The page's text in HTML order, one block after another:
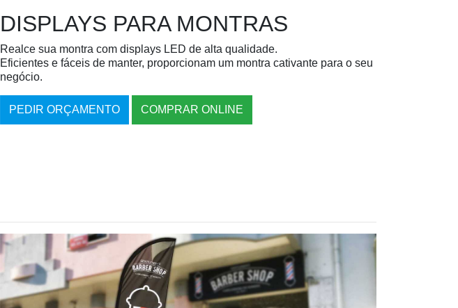
DISPLAYS PARA MONTRAS
Realce sua montra com displays LED de alta qualidade.
Eficientes e fáceis de manter, proporcionam um montra cativante para o seu
negócio.
PEDIR ORÇAMENTO COMPRAR ONLINE